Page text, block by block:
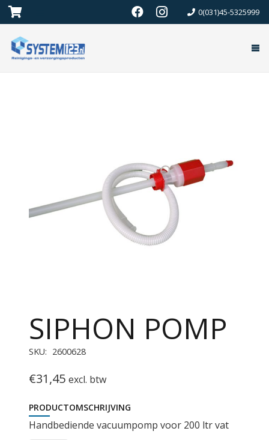
0(031)45-5325999
SIPHON POMP
SKU: 2600628
€31,45 excl. btw
PRODUCTOMSCHRIJVING
Handbediende vacuumpomp voor 200 ltr vat